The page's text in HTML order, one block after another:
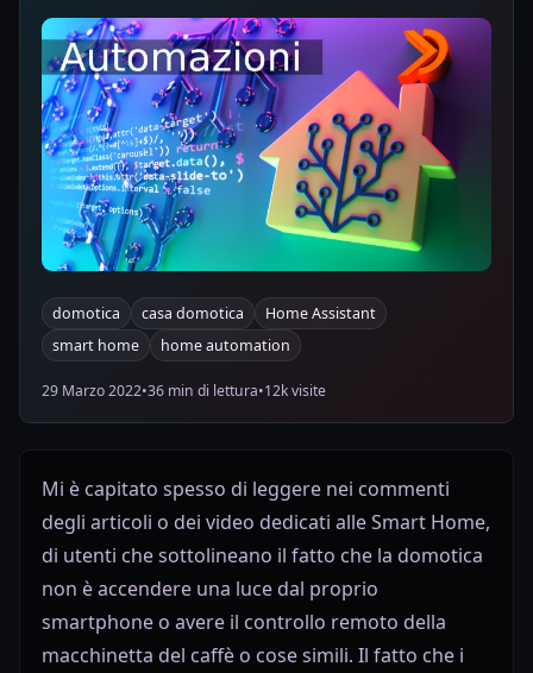
domotica casa domotica
Home Assistant
smart home
home automation
29 Marzo 2022•36 min di lettura•12k visite
Mi è capitato spesso di leggere nei commenti
degli articoli o dei video dedicati alle Smart Home,
di utenti che sottolineano il fatto che la domotica
non è accendere una luce dal proprio
smartphone o avere il controllo remoto della
macchinetta del caffè o cose simili. Il fatto che i